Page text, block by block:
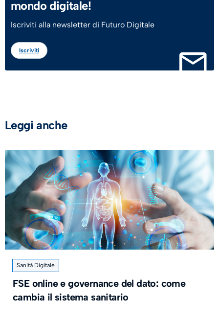
mondo digitale!
Iscriviti alla newsletter di Futuro Digitale
Iscriviti
Leggi anche
Sanità Digitale
FSE online e governance del dato: come
cambia il sistema sanitario